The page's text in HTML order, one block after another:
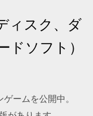
ィスク、ダ
ドソフト）
ームを公開中。